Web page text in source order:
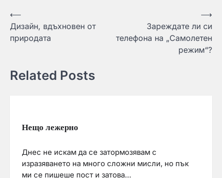
Навигация
⟵
Дизайн, вдъхновен от
природата
Зареждате ли си
телефона на „Самолетен
режим“?
⟶
Related Posts
Нещо лежерно
Днес не искам да се затормозявам с
изразяването на много сложни мисли, но пък
ми се пишеше пост и затова…